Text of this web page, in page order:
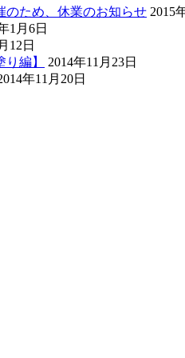
のため、休業のお知らせ 2015
1月6日
12日
編】
2014年11月23日
年11月20日